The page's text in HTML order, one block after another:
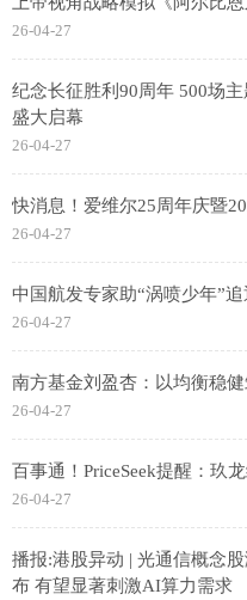
26-04-27
纪念长征胜利90周年 500场
盛大启幕
26-04-27
快消息！爱维尔25周年庆暨
26-04-27
中国航发专家助“涡喷少年”追
26-04-27
南方基金刘盈杏：以均衡稳
26-04-27
百事通！PriceSeek提醒：玖
26-04-27
播报:港股异动 | 光通信概念
布 有望显著刺激AI算力需求